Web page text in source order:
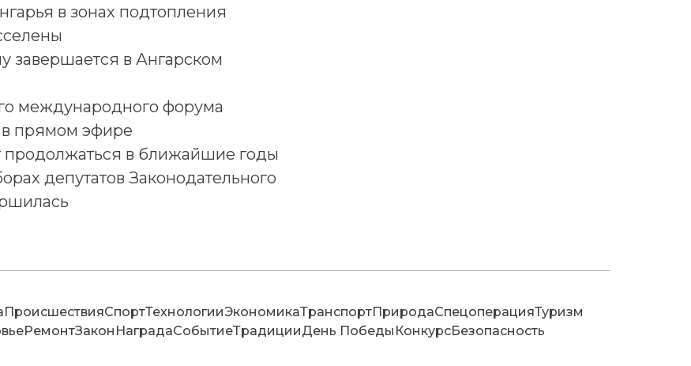
в зонах подтопления
завершается в Ангарском
международного форума
в прямом эфире
продолжаться в ближайшие годы
депутатов Законодательного
ПроисшествияСпортТехнологииЭкономикаТранспортПриродаСпецоперацияТуризм
РемонтЗакон НаградаСобытиеТрадицииДень Победы КонкурсБезопасность